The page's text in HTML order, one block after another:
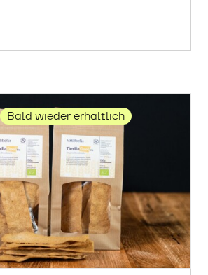
Bald wieder erhältlich